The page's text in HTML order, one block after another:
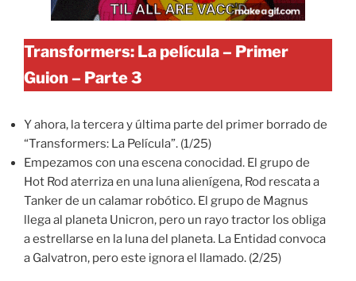
Transformers: La película – Primer
Guion – Parte 3
Y ahora, la tercera y última parte del primer borrado de
“Transformers: La Película”. (1/25)
Empezamos con una escena conocidad. El grupo de
Hot Rod aterriza en una luna alienígena, Rod rescata a
Tanker de un calamar robótico. El grupo de Magnus
llega al planeta Unicron, pero un rayo tractor los obliga
a estrellarse en la luna del planeta. La Entidad convoca
a Galvatron, pero este ignora el llamado. (2/25)